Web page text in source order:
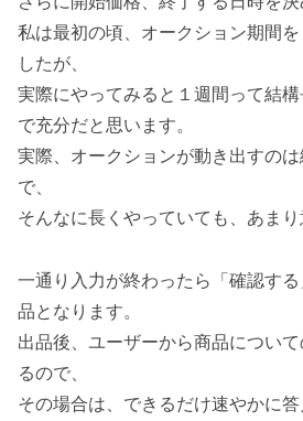
私は最初の頃、オークション期間
したが、
実際にやってみると１週間って結構
で充分だと思います。
実際、オークションが動き出すの
で、
そんなに長くやっていても、あまり
一通り入力が終わったら「確認す
品となります。
出品後、ユーザーから商品につい
るので、
その場合は、できるだけ速やかに